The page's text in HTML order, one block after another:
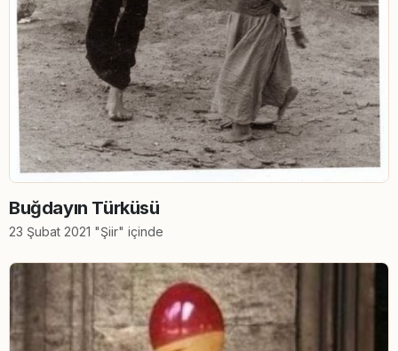
Buğdayın Türküsü
23 Şubat 2021 "Şiir" içinde